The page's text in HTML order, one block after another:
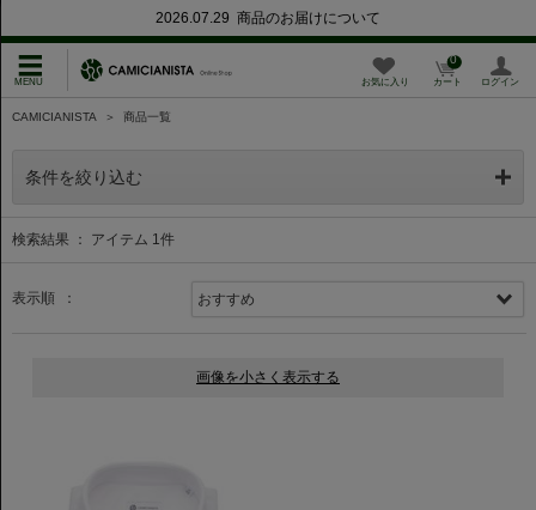
2026.07.29 商品のお届けについて
お気に入り カート
0
ログイン
CAMICIANISTA ＞ 商品一覧
条件を絞り込む
検索結果 ： アイテム 1件
表示順 ：